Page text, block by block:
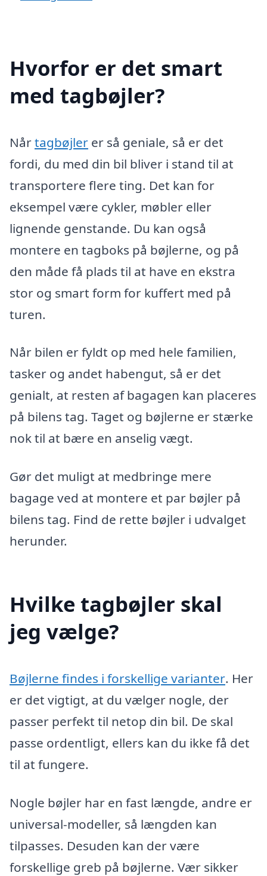
Hvorfor er det smart
med tagbøjler?
Nårtagbøjler er så geniale, så er det
fordi, du med din bil bliver i stand til at
transportere flere ting. Det kan for
eksempel være cykler, møbler eller
lignende genstande. Du kan også
montere en tagboks på bøjlerne, og på
den måde få plads til at have en ekstra
stor og smart form for kuffert med på
turen.
Når bilen er fyldt op med hele familien,
tasker og andet habengut, så er det
genialt, at resten af bagagen kan placeres
på bilens tag. Taget og bøjlerne er stærke
nok til at bære en anselig vægt.
Gør det muligt at medbringe mere
bagage ved at montere et par bøjler på
bilens tag. Find de rette bøjler i udvalget
herunder.
Hvilke tagbøjler skal
jeg vælge?
Bøjlerne findes i forskellige varianter. Her
er det vigtigt, at du vælger nogle, der
passer perfekt til netop din bil. De skal
passe ordentligt, ellers kan du ikke få det
til at fungere.
Nogle bøjler har en fast længde, andre er
universal-modeller, så længden kan
tilpasses. Desuden kan der være
forskellige greb på bøjlerne. Vær sikker